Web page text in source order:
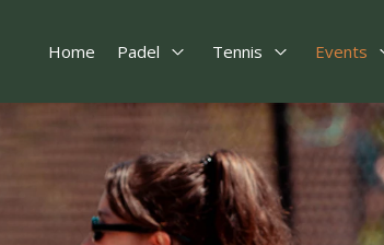
Home Padel
Open Padel
Tennis
Open Tennis
Events